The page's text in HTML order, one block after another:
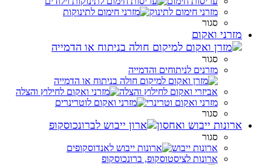
מזרני חימום לתינוק
סגור
מזרני ואקום
סגור
מזרנים לניתוחים והדמייה
אביזרי ואקום לחילוץ והצלה
מזרני ואקום וטרינרי
סגור
ארונות ייבוש ואחסון
סגור
ארונות ייבוש
ארונות לציסטוסקופ, ברונכוסקופ